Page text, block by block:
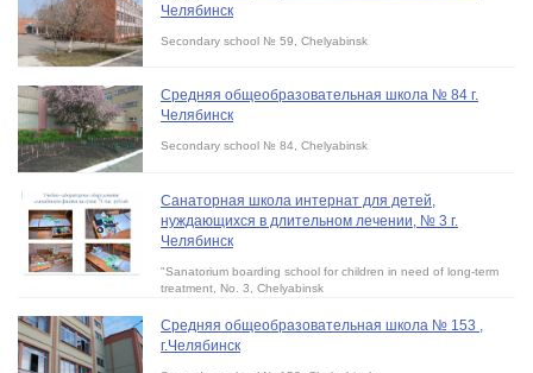
Челябинск
Secondary school № 59, Chelyabinsk
Средняя общеобразовательная школа № 84 г.
Челябинск
Secondary school № 84, Chelyabinsk
Санаторная школа интернат для детей,
нуждающихся в длительном лечении, № 3 г.
Челябинск
"Sanatorium boarding school for children in need of long-term
treatment, No. 3, Chelyabinsk
Средняя общеобразовательная школа № 153 ,
г.Челябинск